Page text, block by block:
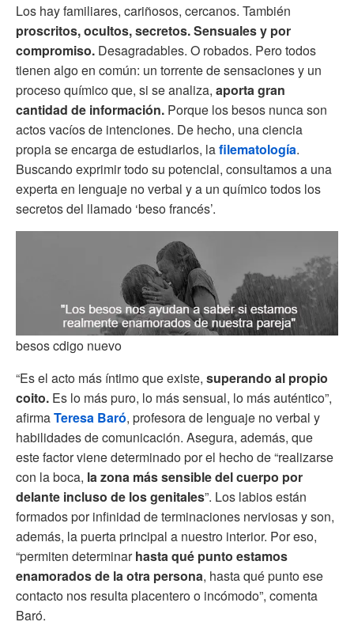
Los hay familiares, cariñosos, cercanos. También
proscritos, ocultos, secretos. Sensuales y por
compromiso. Desagradables. O robados. Pero todos
tienen algo en común: un torrente de sensaciones y un
proceso químico que, si se analiza, aporta gran
cantidad de información. Porque los besos nunca son
actos vacíos de intenciones. De hecho, una ciencia
propia se encarga de estudiarlos, lafilematología.
Buscando exprimir todo su potencial, consultamos a una
experta en lenguaje no verbal y a un químico todos los
secretos del llamado ‘beso francés’.
besos cdigo nuevo
“Es el acto más íntimo que existe, superando al propio
coito. Es lo más puro, lo más sensual, lo más auténtico”,
afirmaTeresa Baró, profesora de lenguaje no verbal y
habilidades de comunicación. Asegura, además, que
este factor viene determinado por el hecho de “realizarse
con la boca, la zona más sensible del cuerpo por
delante incluso de los genitales”. Los labios están
formados por infinidad de terminaciones nerviosas y son,
además, la puerta principal a nuestro interior. Por eso,
“permiten determinarhasta qué punto estamos
enamorados de la otra persona, hasta qué punto ese
contacto nos resulta placentero o incómodo”, comenta
Baró.